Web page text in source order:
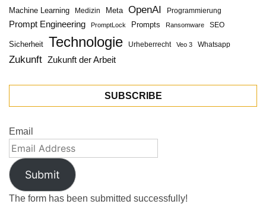
Machine Learning
Medizin Meta OpenAI Programmierung
Prompt Engineering PromptLock Prompts Ransomware SEO
Sicherheit Technologie Urheberrecht Veo 3 Whatsapp
Zukunft Zukunft der Arbeit
SUBSCRIBE
Email
Submit
The form has been submitted successfully!